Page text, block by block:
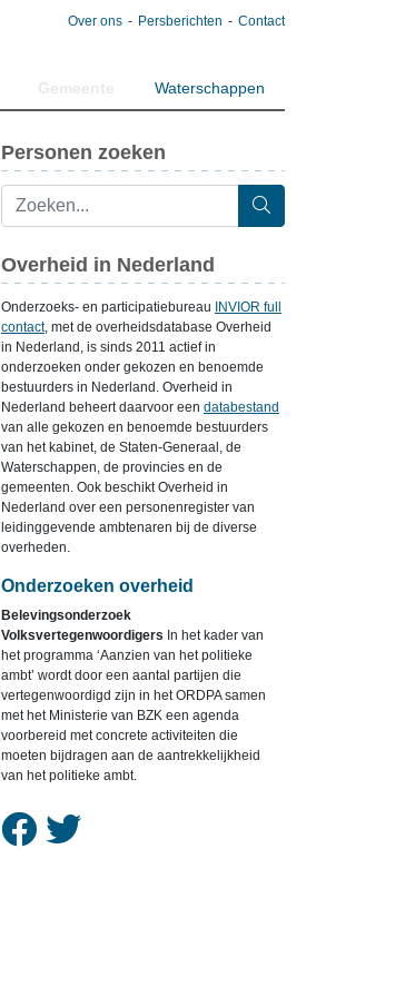
Over ons Persberichten Contact
Waterschappen
Personen zoeken
Overheid in Nederland
Onderzoeks- en participatiebureau
INVIOR full
contact, met de overheidsdatabase Overheid
in Nederland, is sinds 2011 actief in
onderzoeken onder gekozen en benoemde
bestuurders in Nederland. Overheid in
Nederland beheert daarvoor een databestand
van alle gekozen en benoemde bestuurders
van het kabinet, de Staten-Generaal, de
Waterschappen, de provincies en de
gemeenten. Ook beschikt Overheid in
Nederland over een personenregister van
leidinggevende ambtenaren bij de diverse
overheden.
Onderzoeken overheid
Belevingsonderzoek
Volksvertegenwoordigers In het kader van
het programma ‘Aanzien van het politieke
ambt’ wordt door een aantal partijen die
vertegenwoordigd zijn in het ORDPA samen
met het Ministerie van BZK een agenda
voorbereid met concrete activiteiten die
moeten bijdragen aan de aantrekkelijkheid
van het politieke ambt.